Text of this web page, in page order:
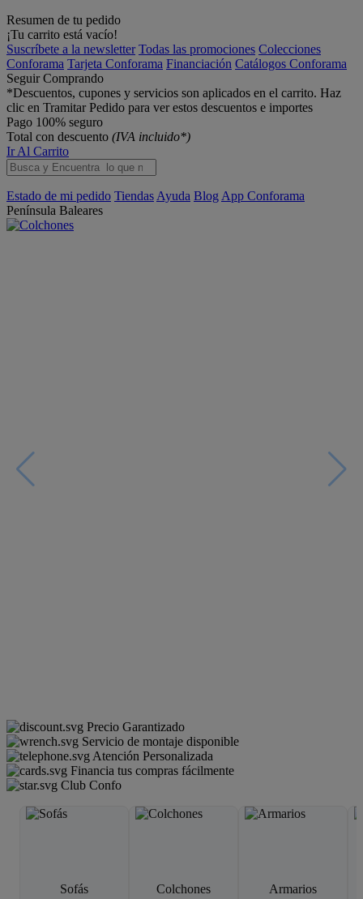
Resumen de tu pedido
¡Tu carrito está vacío!
Suscríbete a la newsletter Todas las promociones Colecciones
Conforama Tarjeta Conforama Financiación Catálogos Conforama
Seguir Comprando
*Descuentos, cupones y servicios son aplicados en el carrito. Haz
clic en Tramitar Pedido para ver estos descuentos e importes
Pago 100% seguro
Total con descuento (IVA incluido*)
Ir Al Carrito
Estado de mi pedido Tiendas Ayuda Blog App Conforama
Península Baleares
Precio Garantizado
Servicio de montaje disponible
Atención Personalizada
Financia tus compras fácilmente
Club Confo
Sofás Colchones Armarios